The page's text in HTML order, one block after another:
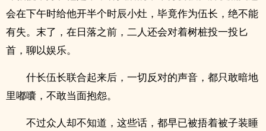
会在下午时给他开半个时辰小灶，毕竟作为伍长，绝不能
有失。末了，在日落之前，二人还会对着树桩投一投匕
首，聊以娱乐。
什长伍长联合起来后，一切反对的声音，都只敢暗地
里嘟囔，不敢当面抱怨。
不过众人却不知道，这些话，都早已被捂着被子装睡